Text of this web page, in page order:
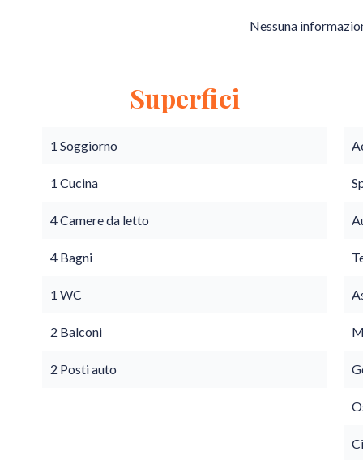
Nessuna
Superfici
1 Soggiorno
1 Cucina
4 Camere da letto
4 Bagni
1 WC
2 Balconi
2 Posti auto